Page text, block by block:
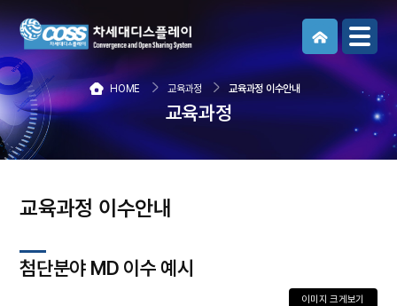
메뉴보기
HOME 교육과정 교육과정 이수안내
교육과정
교육과정 이수안내
첨단분야 MD 이수 예시
이미지 크게보기